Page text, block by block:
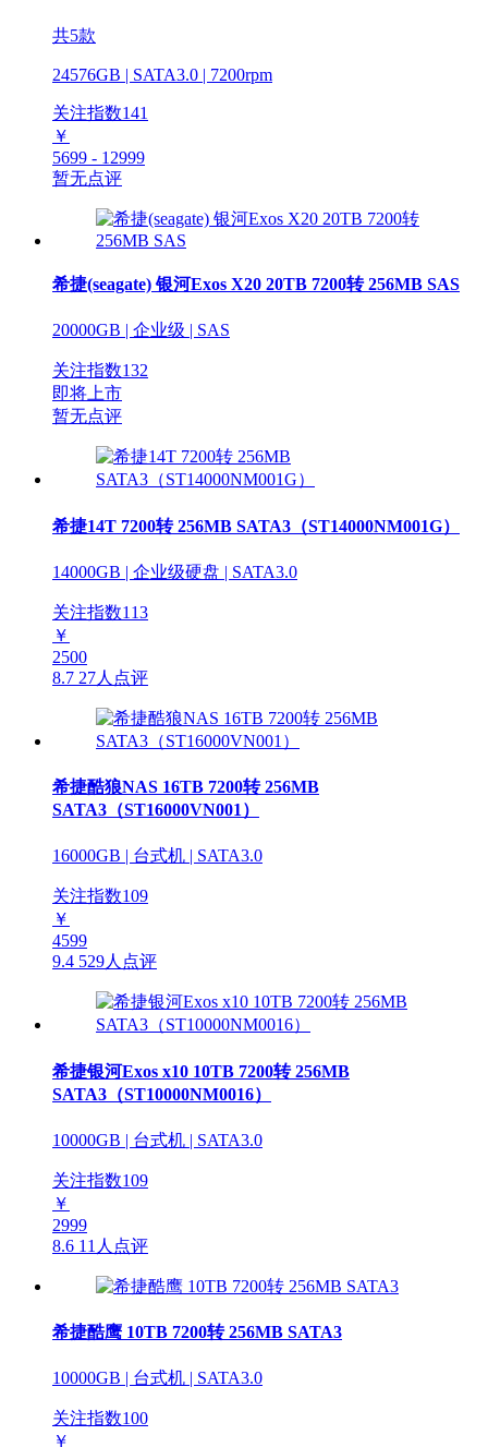
共5款
24576GB | SATA3.0 | 7200rpm
关注指数141
￥
5699 - 12999
暂无点评
希捷(seagate) 银河Exos X20 20TB 7200转 256MB SAS
20000GB | 企业级 | SAS
关注指数132
即将上市
暂无点评
希捷14T 7200转 256MB SATA3（ST14000NM001G）
14000GB | 企业级硬盘 | SATA3.0
关注指数113
￥
2500
8.7 27人点评
希捷酷狼NAS 16TB 7200转 256MB
SATA3（ST16000VN001）
16000GB | 台式机 | SATA3.0
关注指数109
￥
4599
9.4 529人点评
希捷银河Exos x10 10TB 7200转 256MB
SATA3（ST10000NM0016）
10000GB | 台式机 | SATA3.0
关注指数109
￥
2999
8.6 11人点评
希捷酷鹰 10TB 7200转 256MB SATA3
10000GB | 台式机 | SATA3.0
关注指数100
￥